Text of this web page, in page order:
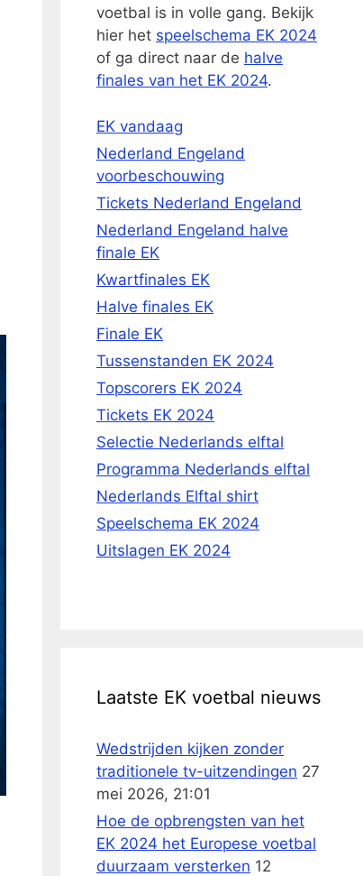
voetbal is in volle gang. Bekijk
hier het speelschema EK 2024
of ga direct naar de halve
finales van het EK 2024.
EK vandaag
Nederland Engeland
voorbeschouwing
Tickets Nederland Engeland
Nederland Engeland halve
finale EK
Kwartfinales EK
Halve finales EK
Finale EK
Tussenstanden EK 2024
Topscorers EK 2024
Tickets EK 2024
Selectie Nederlands elftal
Programma Nederlands elftal
Nederlands Elftal shirt
Speelschema EK 2024
Uitslagen EK 2024
Laatste EK voetbal nieuws
Wedstrijden kijken zonder
traditionele tv-uitzendingen 27
mei 2026, 21:01
Hoe de opbrengsten van het
EK 2024 het Europese voetbal
duurzaam versterken 12